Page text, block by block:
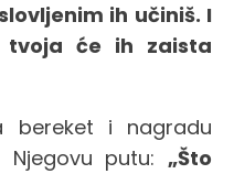
ih učiniš. I
će ih zaista
bereket i nagradu
putu: „Što